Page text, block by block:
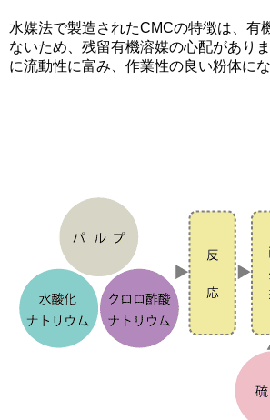
水媒法で製造されたCMCの特徴は、有
ないため、残留有機溶媒の心配があり
に流動性に富み、作業性の良い粉体にな